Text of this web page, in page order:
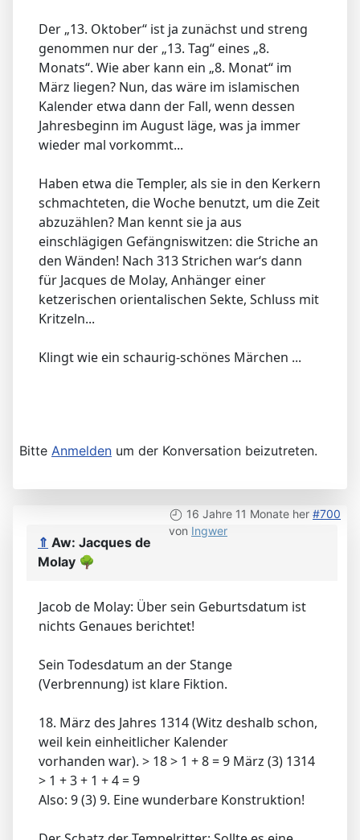
Der „13. Oktober“ ist ja zunächst und streng
genommen nur der „13. Tag“ eines „8.
Monats“. Wie aber kann ein „8. Monat“ im
März liegen? Nun, das wäre im islamischen
Kalender etwa dann der Fall, wenn dessen
Jahresbeginn im August läge, was ja immer
wieder mal vorkommt...
Haben etwa die Templer, als sie in den Kerkern
schmachteten, die Woche benutzt, um die Zeit
abzuzählen? Man kennt sie ja aus
einschlägigen Gefängniswitzen: die Striche an
den Wänden! Nach 313 Strichen war‘s dann
für Jacques de Molay, Anhänger einer
ketzerischen orientalischen Sekte, Schluss mit
Kritzeln...
Klingt wie ein schaurig-schönes Märchen ...
Bitte Anmelden um der Konversation beizutreten.
16 Jahre 11 Monate her #700
von Ingwer
⇑ Aw: Jacques de
Molay 🌳
Jacob de Molay: Über sein Geburtsdatum ist
nichts Genaues berichtet!
Sein Todesdatum an der Stange
(Verbrennung) ist klare Fiktion.
18. März des Jahres 1314 (Witz deshalb schon,
weil kein einheitlicher Kalender
vorhanden war). > 18 > 1 + 8 = 9 März (3) 1314
> 1 + 3 + 1 + 4 = 9
Also: 9 (3) 9. Eine wunderbare Konstruktion!